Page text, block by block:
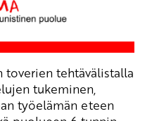
toverien tehtävälistalla
tukeminen,
työelämän eteen